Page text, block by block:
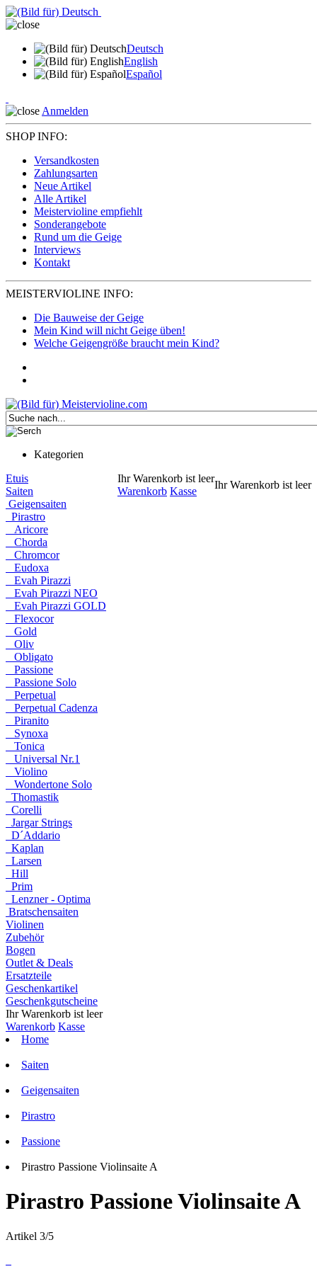
Deutsch
English
Español
Anmelden
SHOP INFO:
Versandkosten
Zahlungsarten
Neue Artikel
Alle Artikel
Meistervioline empfiehlt
Sonderangebote
Rund um die Geige
Interviews
Kontakt
MEISTERVIOLINE INFO:
Die Bauweise der Geige
Mein Kind will nicht Geige üben!
Welche Geigengröße braucht mein Kind?
Kategorien
Ihr Warenkorb ist leer
Warenkorb Kasse
Ihr Warenkorb ist leer
Etuis
Saiten
Geigensaiten
Pirastro
Aricore
Chorda
Chromcor
Eudoxa
Evah Pirazzi
Evah Pirazzi NEO
Evah Pirazzi GOLD
Flexocor
Gold
Oliv
Obligato
Passione
Passione Solo
Perpetual
Perpetual Cadenza
Piranito
Synoxa
Tonica
Universal Nr.1
Violino
Wondertone Solo
Thomastik
Corelli
Jargar Strings
D´Addario
Kaplan
Larsen
Hill
Prim
Lenzner - Optima
Bratschensaiten
Violinen
Zubehör
Bogen
Outlet & Deals
Ersatzteile
Geschenkartikel
Geschenkgutscheine
Ihr Warenkorb ist leer
Warenkorb Kasse
Home
Saiten
Geigensaiten
Pirastro
Passione
Pirastro Passione Violinsaite A
Pirastro Passione Violinsaite A
Artikel 3/5